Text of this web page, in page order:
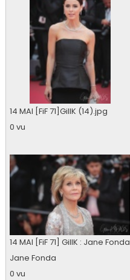
14 MAI [FiF 71]GillK (14).jpg
0 vu
14 MAI [FiF 71] GillK : Jane Fonda
Jane Fonda
0 vu